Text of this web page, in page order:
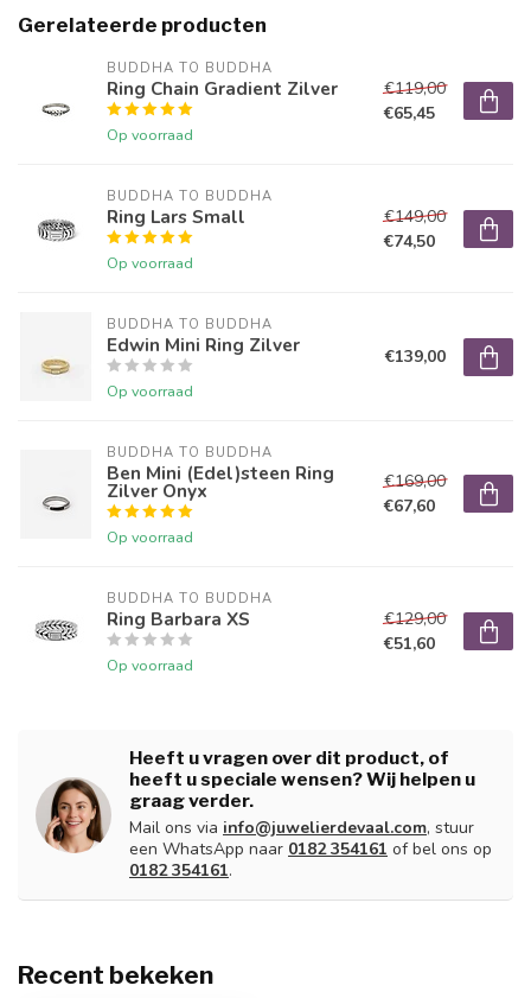
Gerelateerde producten
BUDDHA TO BUDDHA
Ring Chain Gradient Zilver
Op voorraad
€119,00
€65,45
BUDDHA TO BUDDHA
Ring Lars Small
Op voorraad
€149,00
€74,50
BUDDHA TO BUDDHA
Edwin Mini Ring Zilver
Op voorraad
€139,00
BUDDHA TO BUDDHA
Ben Mini (Edel)steen Ring
Zilver Onyx
Op voorraad
€169,00
€67,60
BUDDHA TO BUDDHA
Ring Barbara XS
Op voorraad
€129,00
€51,60
Heeft u vragen over dit product, of
heeft u speciale wensen? Wij helpen u
graag verder.
Mail ons via info@juwelierdevaal.com, stuur
een WhatsApp naar 0182 354161 of bel ons op
0182 354161.
Recent bekeken